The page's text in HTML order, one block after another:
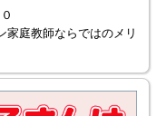
家庭教師ならではのメリ